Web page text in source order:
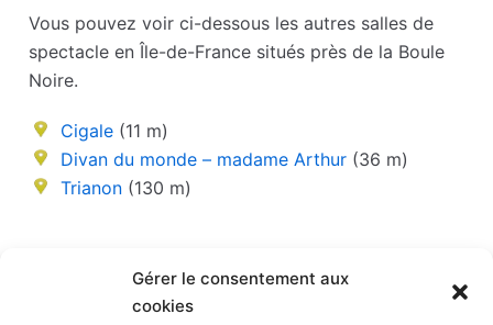
Gérer le consentement aux
cookies
Vous pouvez voir ci-dessous les autres salles de
spectacle en Île-de-France situés près de la Boule
Noire.
Cigale (11 m)
Divan du monde – madame Arthur (36 m)
Trianon (130 m)
Les taxis dans les communes
proches de Paris